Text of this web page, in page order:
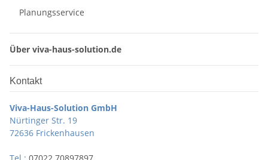
Planungsservice
Über viva-haus-solution.de
Kontakt
Viva-Haus-Solution GmbH
Nürtinger Str. 19
72636 Frickenhausen